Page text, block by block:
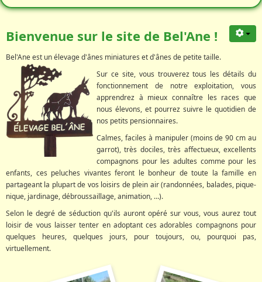
Bienvenue sur le site de Bel'Ane !
Bel'Ane est un élevage d'ânes miniatures et d'ânes de petite taille.
Sur ce site, vous trouverez tous les détails du
fonctionnement de notre exploitation, vous
apprendrez à mieux connaître les races que
nous élevons, et pourrez suivre le quotidien de
nos petits pensionnaires.
Calmes, faciles à manipuler (moins de 90 cm au
garrot), très dociles, très affectueux, excellents
compagnons pour les adultes comme pour les
enfants, ces peluches vivantes feront le bonheur de toute la famille en
partageant la plupart de vos loisirs de plein air (randonnées, balades, pique-
nique, jardinage, débroussaillage, animation, …).
Selon le degré de séduction qu'ils auront opéré sur vous, vous aurez tout
loisir de vous laisser tenter en adoptant ces adorables compagnons pour
quelques heures, quelques jours, pour toujours, ou, pourquoi pas,
virtuellement.